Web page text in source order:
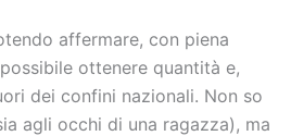
affermare, con piena
ottenere quantità e,
dei confini nazionali. Non so
agli occhi di una ragazza), ma